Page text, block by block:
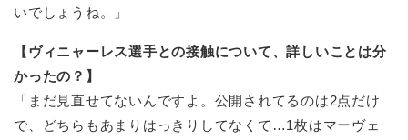
いでしょうね。」
【ヴィニャーレス選手との接触について、詳しいことは分
かったの？】
「まだ見直せてないんですよ。公開されてるのは2点だけ
で、どちらもあまりはっきりしてなくて…1枚はマーヴェ